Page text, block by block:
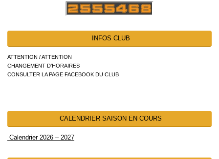
INFOS CLUB
ATTENTION / ATTENTION
CHANGEMENT D’HORAIRES
CONSULTER LA PAGE FACEBOOK DU CLUB
CALENDRIER SAISON EN COURS
Calendrier 2026 – 2027